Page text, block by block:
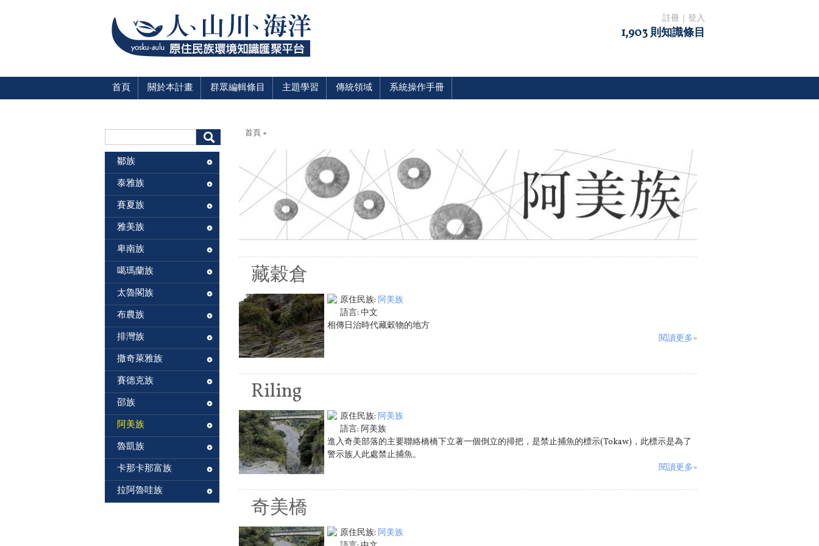
註冊 登入
1,903 則知識條目
首頁 關於本計畫 群眾編輯條目 主題學習 傳統領域 系統操作手冊
您在這裡
首頁 »
藏穀倉
原住民族: 阿美族
語言: 中文
相傳日治時代藏穀物的地方
閱讀更多»
Riling
原住民族: 阿美族
語言: 阿美族
進入奇美部落的主要聯絡橋橋下立著一個倒立的掃把，是禁止捕魚的標示(Tokaw)，此標示是為了
警示族人此處禁止捕魚。
閱讀更多»
奇美橋
原住民族: 阿美族
鄒族
泰雅族
賽夏族
雅美族
卑南族
噶瑪蘭族
太魯閣族
布農族
排灣族
撒奇萊雅族
賽德克族
邵族
阿美族
魯凱族
卡那卡那富族
拉阿魯哇族